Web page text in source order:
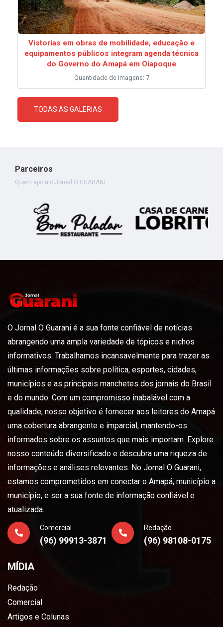
Vistorias em obras de mobilidade, educação e
equipamentos públicos integram agenda técnica
do Governo do Amapá em Oiapoque
Quantidade de imagens: 7
TODAS AS GALERIAS
Parceiros
Quem apoia o Jornal O GUARANI
O Jornal O Guarani é a sua fonte confiável de notícias
abrangendo uma ampla variedade de tópicos e nichos
informativos. Trabalhamos incansavelmente para trazer as
últimas informações sobre política, esportes, cidades,
municípios e as principais manchetes dos jornais do Brasil
e do mundo. Com um compromisso inabalável com a
qualidade, nosso objetivo é fornecer aos leitores do Amapá
uma cobertura abrangente e imparcial, mantendo-os
informados sobre os assuntos que mais importam. Explore
nosso conteúdo diversificado e descubra uma riqueza de
informações e análises relevantes. No Jornal O Guarani,
estamos comprometidos em conectar o Amapá, município a
município, e ser a sua fonte de informação confiável e
atualizada.
Comercial
(96) 99913-3871
Redação
(96) 98108-0175
MÍDIA
Redação
Comercial
Artigos e Colunas